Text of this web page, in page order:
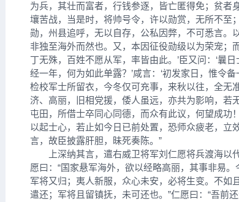
为兵，其壮而富者，行钱参逐，皆亡匿得免；贫者
壤苦战，当是时，将帅号令，许以勋赏，无所不至
勋，州县追呼，无以自存，公私因弊，不可悉言。
非独至海外而然也。又，本因征役勋级以为荣宠；
丁无殊，百姓不愿从军，率皆由此。’臣又问：‘曩
经一年，何为如此单露？’咸言：‘初发家日，惟令
检校军士所留衣，今冬仅可充事，来秋以往，全无
济、高丽，旧相党援，倭人虽远，亦共为影响，若
屯田，所借士卒同心同德，而众有此议，何望成功
以起士心，若止如今日已前处置，恐师众疲老，立
言，故臣披露肝胆，昧死奏陈。”
上深纳其言，遣右威卫将军刘仁愿将兵渡海以
愿曰：“国家悬军海外，欲以经略高丽，其事非易。
军将又归；夷人新服，众心未安，必将生变。不如
遣还；军将且留镇抚，未可还也。”仁愿曰：“吾前